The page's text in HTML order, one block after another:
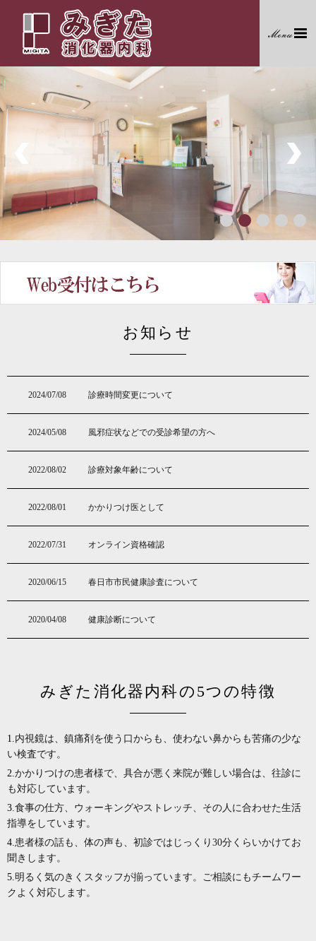
お知らせ
2024/07/08 診療時間変更について
2024/05/08 風邪症状などでの受診希望の方へ
2022/08/02 診療対象年齢について
2022/08/01 かかりつけ医として
2022/07/31 オンライン資格確認
2020/06/15 春日市市民健康診査について
2020/04/08 健康診断について
みぎた消化器内科の5つの特徴
内視鏡は、鎮痛剤を使う口からも、使わない鼻からも苦痛の少な
い検査です。
かかりつけの患者様で、具合が悪く来院が難しい場合は、往診に
も対応しています。
食事の仕方、ウォーキングやストレッチ、その人に合わせた生活
指導をしています。
患者様の話も、体の声も、初診ではじっくり30分くらいかけてお
聞きします。
明るく気のきくスタッフが揃っています。ご相談にもチームワー
クよく対応します。